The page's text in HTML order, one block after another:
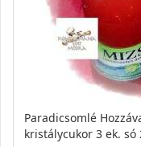
Paradicsomlé
kristálycukor 3 ek.